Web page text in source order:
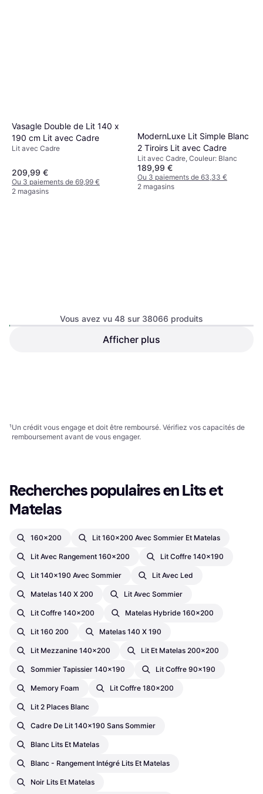
Vasagle Double de Lit 140 x
190 cm Lit avec Cadre
Lit avec Cadre
209,99 €
Ou 3 paiements de 69,99 €
2 magasins
ModernLuxe Lit Simple Blanc
2 Tiroirs Lit avec Cadre
Lit avec Cadre, Couleur: Blanc
189,99 €
Ou 3 paiements de 63,33 €
2 magasins
Superposés 2 x 90 x 190 cm
vidaXL Matelas Et LED
Vous avez vu 48 sur 38066 produits
Afficher plus
¹Un crédit vous engage et doit être remboursé. Vérifiez vos capacités de
remboursement avant de vous engager.
Recherches populaires en Lits et
Matelas
160x200 Lit 160x200 Avec Sommier Et Matelas
Lit Avec Rangement 160x200 Lit Coffre 140x190
Lit 140x190 Avec Sommier Lit Avec Led
Matelas 140 X 200 Lit Avec Sommier
Lit Coffre 140x200 Matelas Hybride 160x200
Lit 160 200 Matelas 140 X 190
Lit Mezzanine 140x200 Lit Et Matelas 200x200
Sommier Tapissier 140x190 Lit Coffre 90x190
Memory Foam Lit Coffre 180x200
Lit 2 Places Blanc
Cadre De Lit 140x190 Sans Sommier
Blanc Lits Et Matelas
Blanc - Rangement Intégré Lits Et Matelas
Noir Lits Et Matelas